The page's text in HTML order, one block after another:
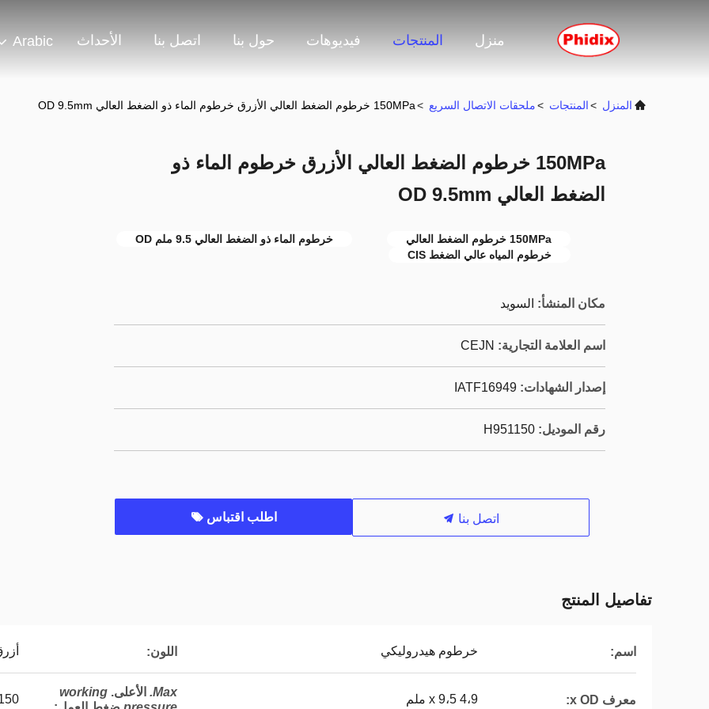
منزل المنتجات فيديوهات حول بنا اتصل بنا الأحداث Arabic
المنزل >المنتجات >ملحقات الاتصال السريع >150MPa خرطوم الضغط العالي الأزرق خرطوم الماء ذو ​​الضغط العالي OD 9.5mm
150MPa خرطوم الضغط العالي الأزرق خرطوم الماء ذو ​​
الضغط العالي OD 9.5mm
150MPa خرطوم الضغط العالي
خرطوم الماء ذو ​​الضغط العالي 9.5 ملم OD
خرطوم المياه عالي الضغط CIS
مكان المنشأ: السويد
اسم العلامة التجارية: CEJN
إصدار الشهادات: IATF16949
رقم الموديل: H951150
اتصل بنا اطلب اقتباس
تفاصيل المنتج
اسم: خرطوم هيدروليكي اللون:
معرف x OD: 4،9 x 9،5 ملم
Max. الأعلى. working
150 ميجا